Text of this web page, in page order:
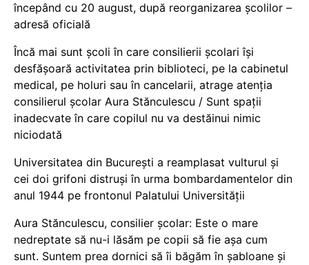
începând cu 20 august, după reorganizarea școlilor –
adresă oficială
Încă mai sunt școli în care consilierii școlari își
desfășoară activitatea prin biblioteci, pe la cabinetul
medical, pe holuri sau în cancelarii, atrage atenția
consilierul școlar Aura Stănculescu / Sunt spații
inadecvate în care copilul nu va destăinui nimic
niciodată
Universitatea din București a reamplasat vulturul și
cei doi grifoni distruși în urma bombardamentelor din
anul 1944 pe frontonul Palatului Universității
Aura Stănculescu, consilier școlar: Este o mare
nedreptate să nu-i lăsăm pe copii să fie așa cum
sunt. Suntem prea dornici să îi băgăm în șabloane și